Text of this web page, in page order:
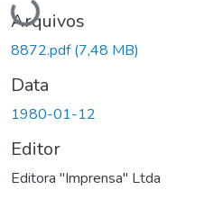
Arquivos
8872.pdf(7,48 MB)
Data
1980-01-12
Editor
Editora "Imprensa" Ltda